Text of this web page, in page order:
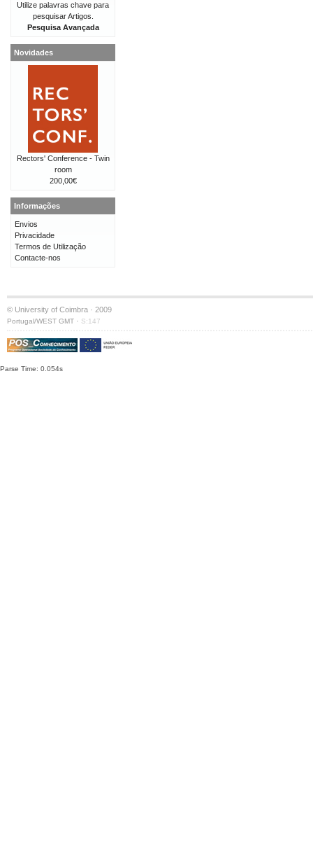
Utilize palavras chave para
pesquisar Artigos.
Pesquisa Avançada
Novidades
Rectors' Conference - Twin
room
200,00€
Informações
Envios
Privacidade
Termos de Utilização
Contacte-nos
© University of Coimbra · 2009
Portugal/WEST GMT · S:147
Parse Time: 0.054s